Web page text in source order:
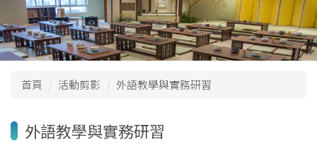
區
首頁 活動剪影 外語教學與實務研習
外語教學與實務研習